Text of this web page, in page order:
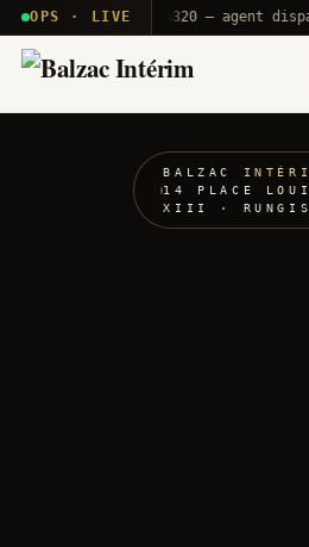
OPS · LIVE
· T2E · B71 Push A320 — agent
BALZAC
14 PLACE
XIII · RUNGIS